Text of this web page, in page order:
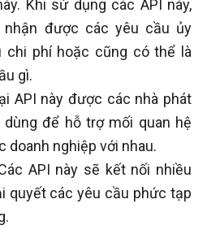
Khi sử dụng các API này,
được các yêu cầu ủy
chi phí hoặc cũng có thể là
gì.
API này được các nhà phát
dùng để hỗ trợ mối quan hệ
doanh nghiệp với nhau.
API này sẽ kết nối nhiều
quyết các yêu cầu phức tạp